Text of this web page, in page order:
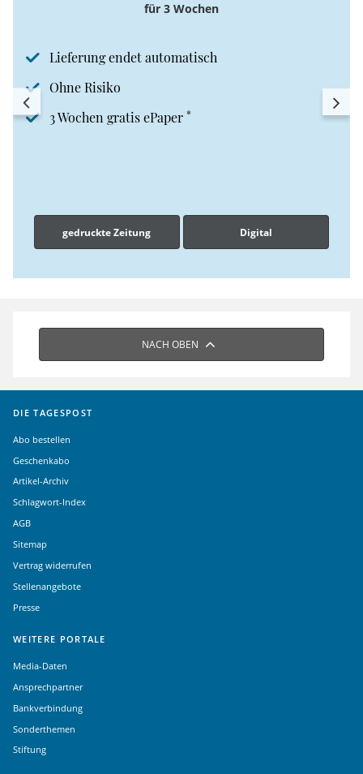
für 3 Wochen
Lieferung endet automatisch
Ohne Risiko
3 Wochen gratis ePaper *
gedruckte Zeitung Digital
NACH OBEN
DIE TAGESPOST
Abo bestellen
Geschenkabo
Artikel-Archiv
Schlagwort-Index
AGB
Sitemap
Vertrag widerrufen
Stellenangebote
Presse
WEITERE PORTALE
Media-Daten
Ansprechpartner
Bankverbindung
Sonderthemen
Stiftung